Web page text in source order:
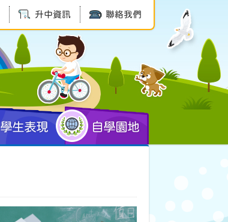
升中資訊 聯絡我們
學生表現 自學園地